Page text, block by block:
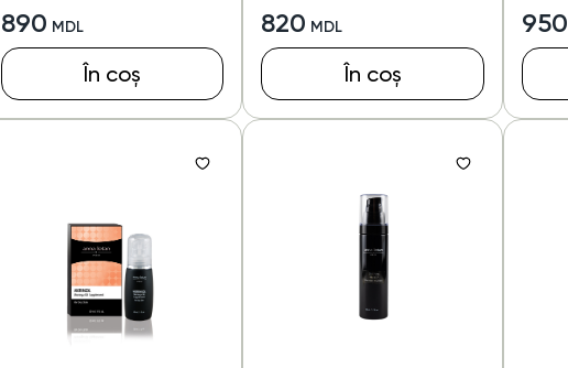
890
În coș
820
În coș
950